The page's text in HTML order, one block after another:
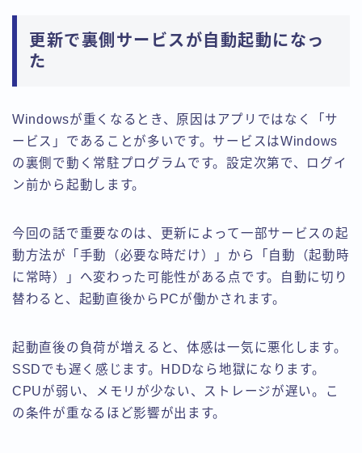
更新で裏側サービスが自動起動になっ
た
Windowsが重くなるとき、原因はアプリではなく「サ
ービス」であることが多いです。サービスはWindows
の裏側で動く常駐プログラムです。設定次第で、ログイ
ン前から起動します。
今回の話で重要なのは、更新によって一部サービスの起
動方法が「手動（必要な時だけ）」から「自動（起動時
に常時）」へ変わった可能性がある点です。自動に切り
替わると、起動直後からPCが働かされます。
起動直後の負荷が増えると、体感は一気に悪化します。
SSDでも遅く感じます。HDDなら地獄になります。
CPUが弱い、メモリが少ない、ストレージが遅い。こ
の条件が重なるほど影響が出ます。